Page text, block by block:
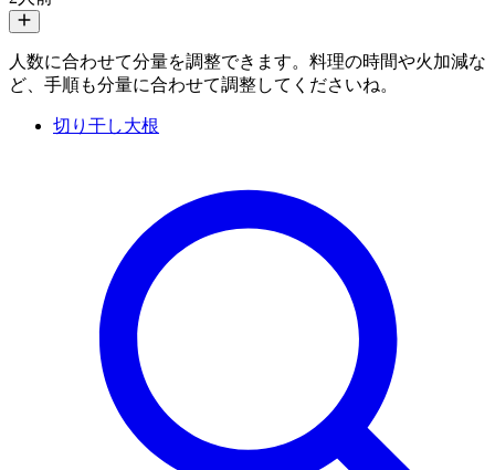
人数に合わせて分量を調整できます。料理の時間や火加減な
ど、手順も分量に合わせて調整してくださいね。
切り干し大根